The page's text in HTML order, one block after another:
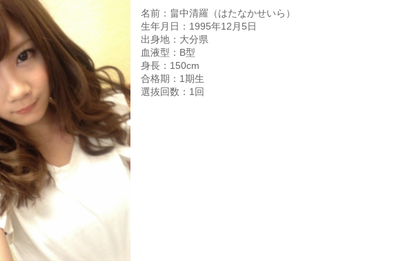
名前：畠中清羅（はたなかせいら）
生年月日：1995年12月5日
出身地：大分県
血液型：B型
身長：150cm
合格期：1期生
選抜回数：1回